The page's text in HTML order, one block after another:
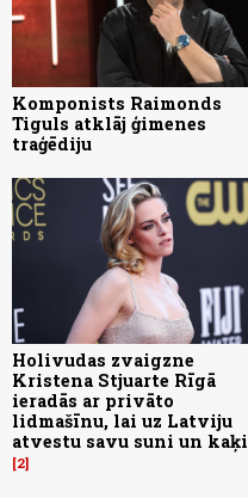
Komponists Raimonds
Tiguls atklāj ģimenes
traģēdiju
Holivudas zvaigzne
Kristena Stjuarte Rīgā
ieradās ar privāto
lidmašīnu, lai uz Latviju
atvestu savu suni un kaķi
2